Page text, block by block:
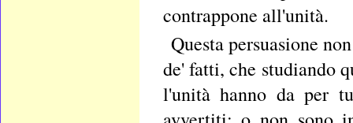
contrappone all'unità.
Questa persuasione
de' fatti, che studiando
l'unità hanno da per